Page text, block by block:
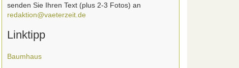
senden Sie Ihren Text (plus 2-3 Fotos) an
redaktion@vaeterzeit.de
Linktipp
Baumhaus